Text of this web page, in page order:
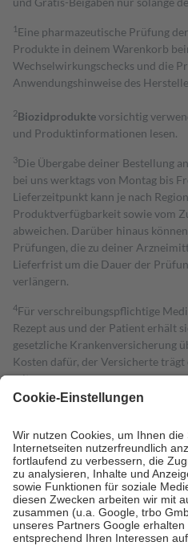
1 Eine pharmazeutische Prüfung
Produkte in deinem Warenkorb
Wechselwirkungschecks und die
Anwendungshinweise des
2Biozidproduktevorsichtig
und Produktinformationen lesen.
3Die Übergabe deiner Bestellung
bei uns werktags von Montag bis
Lieferzeitpunkt kann je nach
Produktverfügbarkeit sowie vom
abweichen. Darüber hinaus
Prüfungen, die zu deiner
Lieferfrist um die Dauer der
verlängern.
4Für verschreibungspflichtige
Rezept aus und der Patient erhält
gesetzliche Krankenversicherung
Kosten dafür, der Versicherte trägt
mit.
Grundsätzlich leisten Mitglieder
höchstens zehn Euro.
Es sind
Kosten der Leistung zu entrichten.
Diese Regeln gelten grundsätzlich
Bei Heilmitteln und häuslicher
Zuzahlung zehn Prozent der
Verordnung.
Um das Engagement der
stärken und die besondere